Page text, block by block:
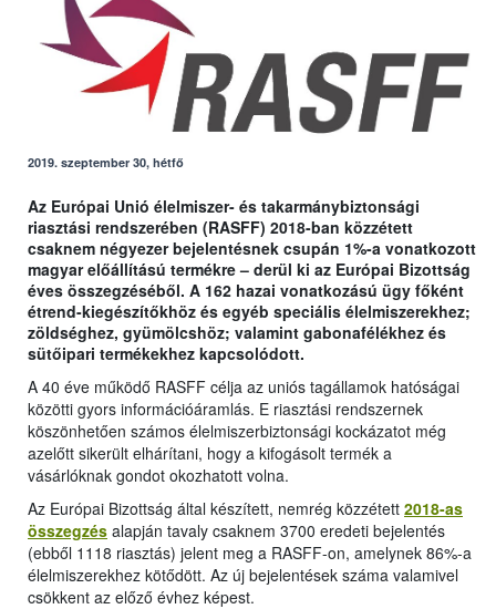
2019. szeptember 30, hétfő
Az Európai Unió élelmiszer- és takarmánybiztonsági
riasztási rendszerében (RASFF) 2018-ban közzétett
csaknem négyezer bejelentésnek csupán 1%-a vonatkozott
magyar előállítású termékre – derül ki az Európai Bizottság
éves összegzéséből. A 162 hazai vonatkozású ügy főként
étrend-kiegészítőkhöz és egyéb speciális élelmiszerekhez;
zöldséghez, gyümölcshöz; valamint gabonafélékhez és
sütőipari termékekhez kapcsolódott.
A 40 éve működő RASFF célja az uniós tagállamok hatóságai
közötti gyors információáramlás. E riasztási rendszernek
köszönhetően számos élelmiszerbiztonsági kockázatot még
azelőtt sikerült elhárítani, hogy a kifogásolt termék a
vásárlóknak gondot okozhatott volna.
Az Európai Bizottság által készített, nemrég közzétett 2018-as
összegzés alapján tavaly csaknem 3700 eredeti bejelentés
(ebből 1118 riasztás) jelent meg a RASFF-on, amelynek 86%-a
élelmiszerekhez kötődött. Az új bejelentések száma valamivel
csökkent az előző évhez képest.